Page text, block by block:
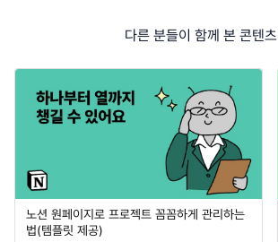
다른 분들이 함께 본 콘텐츠
노션 원페이지로 프로젝트 꼼꼼하게 관리하는
법(템플릿 제공)